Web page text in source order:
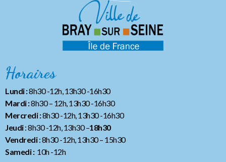
Horaires
Lundi :8h30 -12h, 13h30 -16h30
Mardi :8h30 – 12h, 13h30 -16h30
Mercredi :8h30 -12h, 13h30 -16h30
Jeudi: 8h30 -12h, 13h30 –18h30
Vendredi: 8h30 -12h, 13h30– 15h30
Samedi :10h -12h